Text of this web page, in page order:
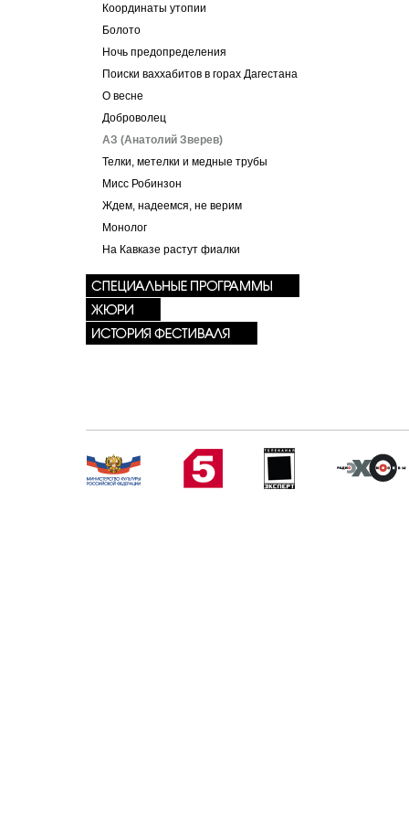
Координаты утопии
Болото
Ночь предопределения
Поиски ваххабитов в горах Дагестана
О весне
Доброволец
АЗ (Анатолий Зверев)
Телки, метелки и медные трубы
Мисс Робинзон
Ждем, надеемся, не верим
Монолог
На Кавказе растут фиалки